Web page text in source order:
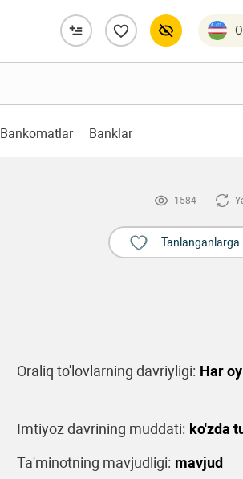
Bankomatlar Banklar
1584
Tanlanganlarga
Oraliq to'lovlarning davriyligi: Har oy
Imtiyoz davrining muddati: ko'zda
Ta'minotning mavjudligi: mavjud